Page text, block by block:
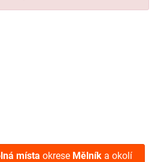
místa okrese Mělníka okolí